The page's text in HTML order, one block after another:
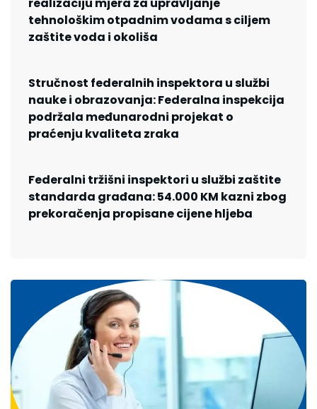
tehnološkim otpadnim vodama s ciljem
zaštite voda i okoliša
Stručnost federalnih inspektora u službi
nauke i obrazovanja: Federalna inspekcija
podržala međunarodni projekat o
praćenju kvaliteta zraka
Federalni tržišni inspektori u službi zaštite
standarda građana: 54.000 KM kazni zbog
prekoračenja propisane cijene hljeba